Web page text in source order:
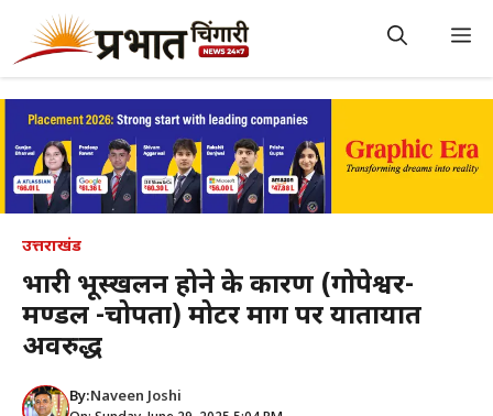
content
उत्तराखंड
भारी भूस्खलन होने के कारण (गोपेश्वर-
मण्डल -चोपता) मोटर मार्ग पर यातायात
अवरुद्ध
By:Naveen Joshi